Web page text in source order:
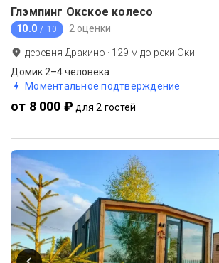
Глэмпинг Окское колесо
10.0 / 10 2 оценки
деревня Дракино · 129 м до реки Оки
Домик 2–4 человека
Моментальное подтверждение
от 8 000 ₽ для 2 гостей